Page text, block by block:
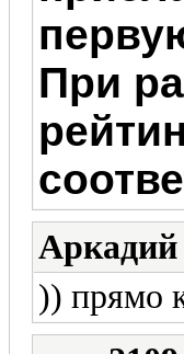
При
Аркадий
)) прямо